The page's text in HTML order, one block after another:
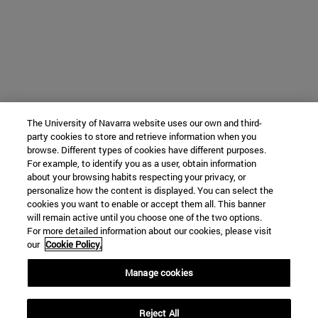
The University of Navarra website uses our own and third-
party cookies to store and retrieve information when you
browse. Different types of cookies have different purposes.
For example, to identify you as a user, obtain information
about your browsing habits respecting your privacy, or
personalize how the content is displayed. You can select the
cookies you want to enable or accept them all. This banner
will remain active until you choose one of the two options.
For more detailed information about our cookies, please visit
our Cookie Policy.
Manage cookies
Reject All